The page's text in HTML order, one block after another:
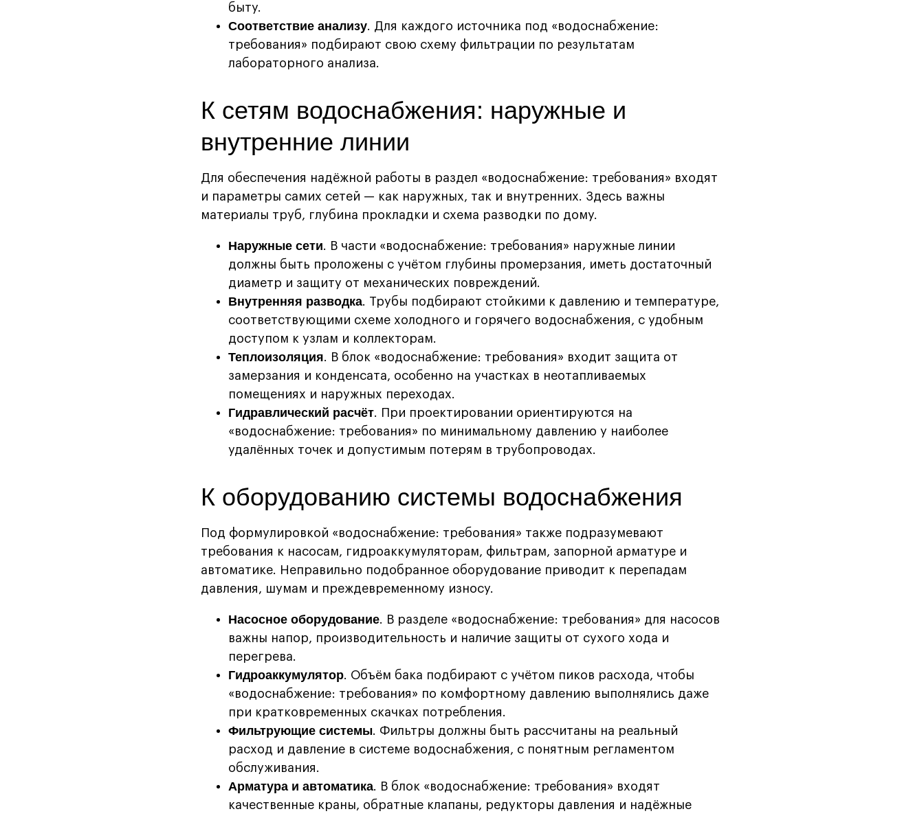
быту.
Соответствие анализу. Для каждого источника под «водоснабжение:
требования» подбирают свою схему фильтрации по результатам
лабораторного анализа.
К сетям водоснабжения: наружные и
внутренние линии
Для обеспечения надёжной работы в раздел «водоснабжение: требования» входят
и параметры самих сетей — как наружных, так и внутренних. Здесь важны
материалы труб, глубина прокладки и схема разводки по дому.
Наружные сети. В части «водоснабжение: требования» наружные линии
должны быть проложены с учётом глубины промерзания, иметь достаточный
диаметр и защиту от механических повреждений.
Внутренняя разводка. Трубы подбирают стойкими к давлению и температуре,
соответствующими схеме холодного и горячего водоснабжения, с удобным
доступом к узлам и коллекторам.
Теплоизоляция. В блок «водоснабжение: требования» входит защита от
замерзания и конденсата, особенно на участках в неотапливаемых
помещениях и наружных переходах.
Гидравлический расчёт. При проектировании ориентируются на
«водоснабжение: требования» по минимальному давлению у наиболее
удалённых точек и допустимым потерям в трубопроводах.
К оборудованию системы водоснабжения
Под формулировкой «водоснабжение: требования» также подразумевают
требования к насосам, гидроаккумуляторам, фильтрам, запорной арматуре и
автоматике. Неправильно подобранное оборудование приводит к перепадам
давления, шумам и преждевременному износу.
Насосное оборудование. В разделе «водоснабжение: требования» для насосов
важны напор, производительность и наличие защиты от сухого хода и
перегрева.
Гидроаккумулятор. Объём бака подбирают с учётом пиков расхода, чтобы
«водоснабжение: требования» по комфортному давлению выполнялись даже
при кратковременных скачках потребления.
Фильтрующие системы. Фильтры должны быть рассчитаны на реальный
расход и давление в системе водоснабжения, с понятным регламентом
обслуживания.
Арматура и автоматика. В блок «водоснабжение: требования» входят
качественные краны, обратные клапаны, редукторы давления и надёжные